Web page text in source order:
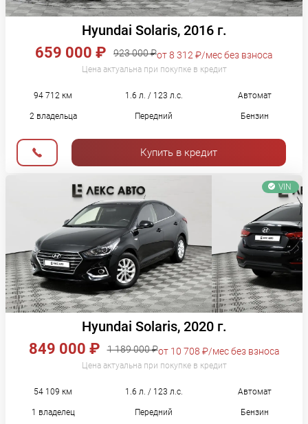
Hyundai Solaris, 2016 г.
659 000 ₽ 923 000 ₽от 8 312 ₽/мес без взноса
Цена актуальна при покупке в кредит
94 712 км 1.6 л. / 123 л.с. Автомат
2 владельца Передний Бензин
Купить в кредит
VIN
Hyundai Solaris, 2020 г.
849 000 ₽ 1 189 000 ₽от 10 708 ₽/мес без взноса
Цена актуальна при покупке в кредит
54 109 км 1.6 л. / 123 л.с. Автомат
1 владелец Передний Бензин